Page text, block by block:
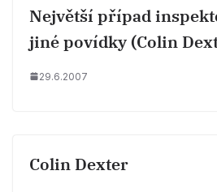
Největší případ
jiné povídky (Colin
29.6.2007
Colin Dexter